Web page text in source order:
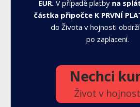
EUR.V případě platby na
částka připočte K PRVNÍ
do Života v hojnosti
po zaplacení.
Nechci
Život v